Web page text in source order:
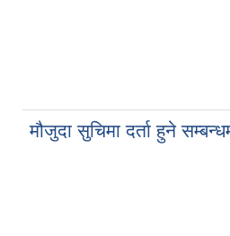
मौजुदा सुचिमा दर्ता हुने